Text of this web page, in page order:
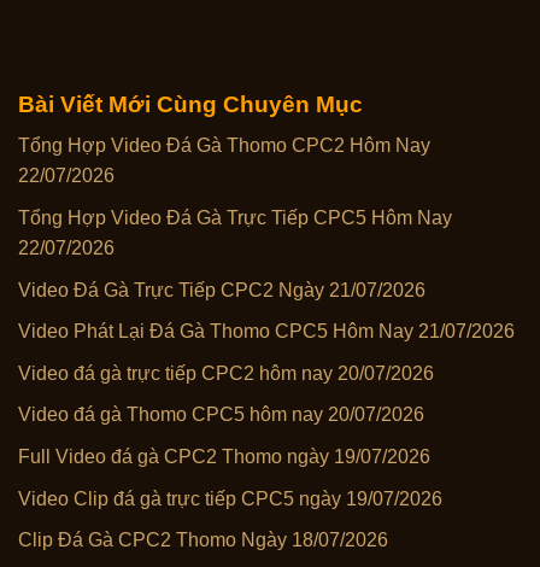
Bài Viết Mới Cùng Chuyên Mục
Tổng Hợp Video Đá Gà Thomo CPC2 Hôm Nay
22/07/2026
Tổng Hợp Video Đá Gà Trực Tiếp CPC5 Hôm Nay
22/07/2026
Video Đá Gà Trực Tiếp CPC2 Ngày 21/07/2026
Video Phát Lại Đá Gà Thomo CPC5 Hôm Nay 21/07/2026
Video đá gà trực tiếp CPC2 hôm nay 20/07/2026
Video đá gà Thomo CPC5 hôm nay 20/07/2026
Full Video đá gà CPC2 Thomo ngày 19/07/2026
Video Clip đá gà trực tiếp CPC5 ngày 19/07/2026
Clip Đá Gà CPC2 Thomo Ngày 18/07/2026